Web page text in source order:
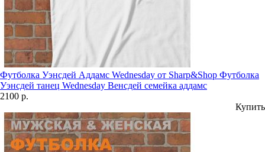
Футболка Уэнсдей Аддамс Wednesday от Sharp&Shop Футболка
Уэнсдей танец Wednesday Венсдей семейка аддамс
2100 р.
Купить